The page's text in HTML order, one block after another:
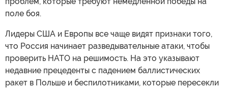
поле боя.
Лидеры США и Европы все чаще видят признаки того,
что Россия начинает разведывательные атаки, чтобы
проверить НАТО на решимость. На это указывают
недавние прецеденты с падением баллистических
ракет в Польше и беспилотниками, которые пересекли